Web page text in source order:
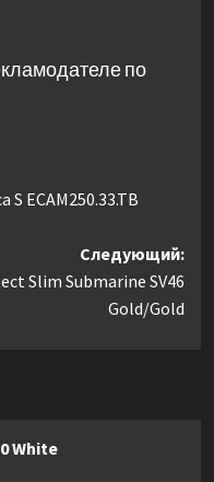
по
ECAM250.33.TB
Следующий:
Slim Submarine SV46
Gold/Gold
White